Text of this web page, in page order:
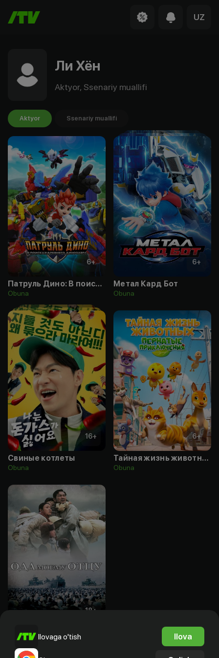
UZ
Ли Хён
Aktyor, Ssenariy muallifi
Aktyor Ssenariy muallifi
6+
Патруль Дино: В поисках древнего динозавра
Obuna
6+
Метал Кард Бот
Obuna
16+
Свиные котлеты
Obuna
6+
Тайная жизнь животных: Пернатые приключения
Obuna
18+
Ода моему отцу
Obuna
Ilovaga o'tish Ilova